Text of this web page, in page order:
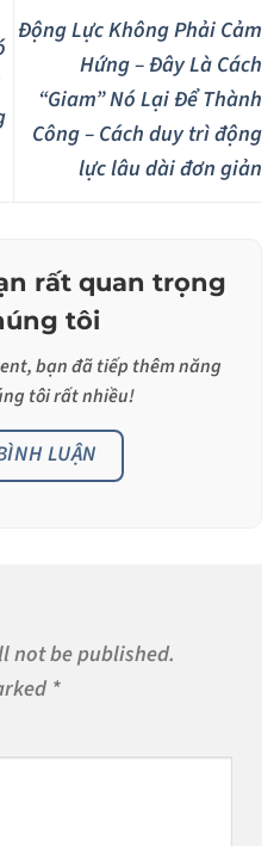
Động Lực Không Phải Cảm
Hứng – Đây Là Cách
“Giam” Nó Lại Để Thành
Công – Cách duy trì động
lực lâu dài đơn giản
rất quan trọng
tôi
, bạn đã tiếp thêm năng
tôi rất nhiều!
LUẬN
not be published.
*